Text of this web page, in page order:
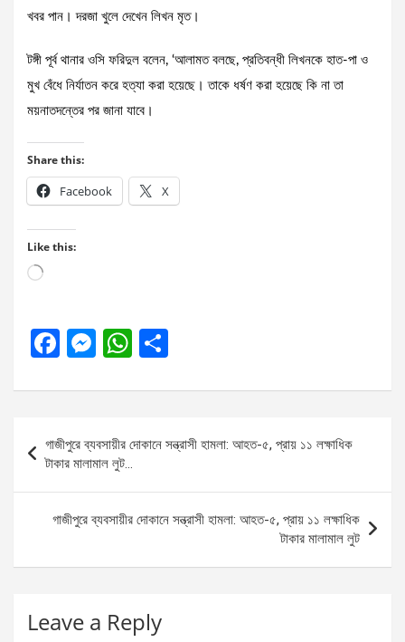
খবর পান। দরজা খুলে দেখেন লিখন মৃত।
টঙ্গী পূর্ব থানার ওসি ফরিদুল বলেন, ‘আলামত বলছে, প্রতিবন্ধী লিখনকে হাত-পা ও
মুখ বেঁধে নির্যাতন করে হত্যা করা হয়েছে। তাকে ধর্ষণ করা হয়েছে কি না তা
ময়নাতদন্তের পর জানা যাবে।
Share this:
Facebook X
Like this:
Loading…
F
ce
b
o
o
k
M
se
g
er
W
at
A
p
p
ar
Post
navigation
গাজীপুরে ব্যবসায়ীর দোকানে সন্ত্রাসী হামলা: আহত-৫, প্রায় ১১ লক্ষাধিক
টাকার মালামাল লুট…
গাজীপুরে ব্যবসায়ীর দোকানে সন্ত্রাসী হামলা: আহত-৫, প্রায় ১১ লক্ষাধিক
টাকার মালামাল লুট
Leave a Reply